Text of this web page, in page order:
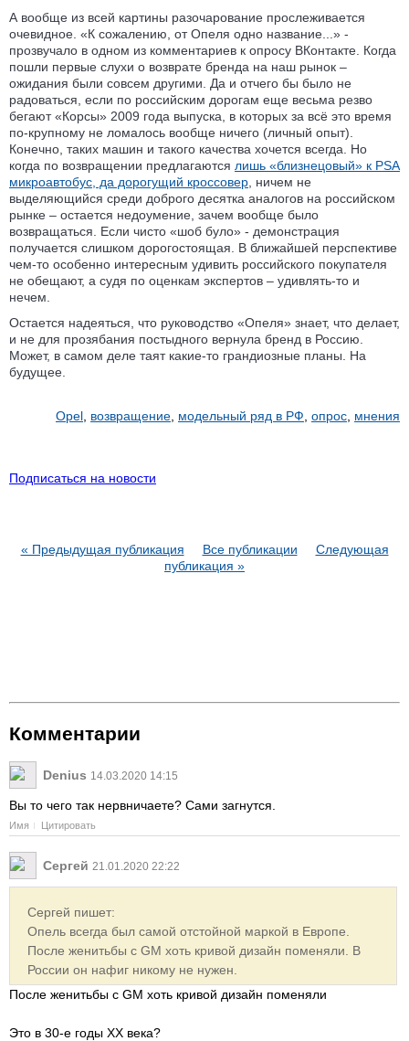
А вообще из всей картины разочарование прослеживается
очевидное. «К сожалению, от Опеля одно название...» -
прозвучало в одном из комментариев к опросу ВКонтакте. Когда
пошли первые слухи о возврате бренда на наш рынок –
ожидания были совсем другими. Да и отчего бы было не
радоваться, если по российским дорогам еще весьма резво
бегают «Корсы» 2009 года выпуска, в которых за всё это время
по-крупному не ломалось вообще ничего (личный опыт).
Конечно, таких машин и такого качества хочется всегда. Но
когда по возвращении предлагаются лишь «близнецовый» к PSA
микроавтобус, да дорогущий кроссовер , ничем не
выделяющийся среди доброго десятка аналогов на российском
рынке – остается недоумение, зачем вообще было
возвращаться. Если чисто «шоб було» - демонстрация
получается слишком дорогостоящая. В ближайшей перспективе
чем-то особенно интересным удивить российского покупателя
не обещают, а судя по оценкам экспертов – удивлять-то и
нечем.
Остается надеяться, что руководство «Опеля» знает, что делает,
и не для прозябания постыдного вернула бренд в Россию.
Может, в самом деле таят какие-то грандиозные планы. На
будущее.
Opel возвращение модельный ряд в РФ опрос мнения
Подписаться на новости
« Предыдущая публикация Все публикации
Следующая
публикация »
Комментарии
Denius 14.03.2020 14:15
Вы то чего так нервничаете? Сами загнутся.
Имя Цитировать
Сергей 21.01.2020 22:22
Сергей пишет:
Опель всегда был самой отстойной маркой в Европе.
После женитьбы с GM хоть кривой дизайн поменяли. В
России он нафиг никому не нужен.
После женитьбы с GM хоть кривой дизайн поменяли
Это в 30-е годы XX века?